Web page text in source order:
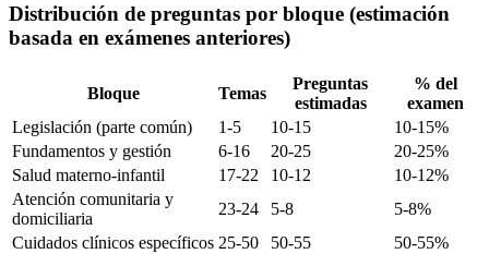
Distribución de preguntas por bloque (estimación
basada en exámenes anteriores)
Bloque Temas
Preguntas
estimadas
% del
examen
Legislación (parte común)
1-5 10-15
10-15%
Fundamentos y gestión
6-16 20-25
20-25%
Salud materno-infantil
17-22 10-12
10-12%
Atención comunitaria y
domiciliaria
23-24 5-8
5-8%
Cuidados clínicos específicos 25-50 50-55
50-55%